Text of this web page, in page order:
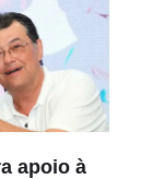
apoio à